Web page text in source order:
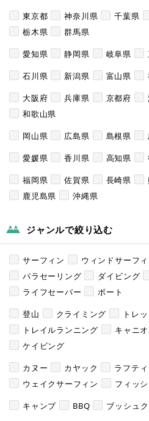
東京都
神奈川県 千葉県
栃木県
群馬県
愛知県
静岡県 岐阜県
石川県
新潟県 富山県
大阪府
兵庫県 京都府
和歌山県
岡山県
広島県 島根県
愛媛県
香川県 高知県
福岡県
佐賀県 長崎県
鹿児島県
沖縄県
ジャンルで絞り込む
サーフィン ウィンドサーフ
パラセーリング
ダイビング
ライフセーバー
ボート
登山
クライミング
トレ
トレイルランニング
キャニ
ケイビング
カヌー
カヤック ラフテ
ウェイクサーフィン
フィッ
キャンプ
BBQ
ブッシュ